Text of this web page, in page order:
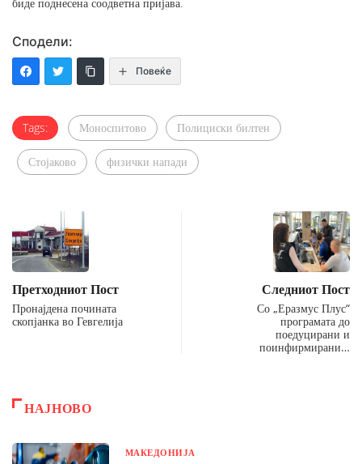
Сподели:
Повеќе
Tags: Моноспитово Полициски билтен
Стојаково физички напади
Претходниот Пост
Пронајдена почината
скопјанка во Гевгелија
Следниот Пост
Со „Еразмус Плус“
програмата до
поедуцирани и
поинфирмирани…
НАЈНОВО
МАКЕДОНИЈА